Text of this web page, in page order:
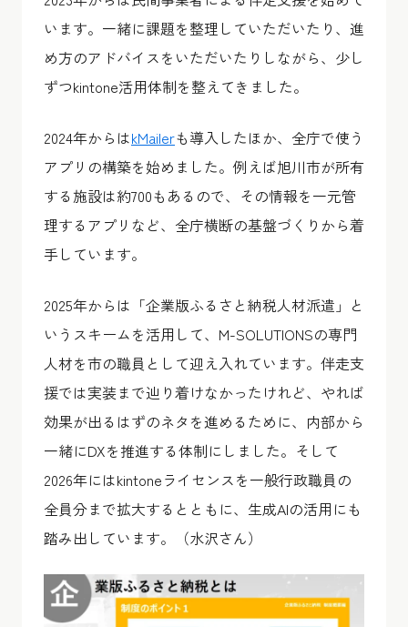
います。一緒に課題を整理していただいたり、進
め方のアドバイスをいただいたりしながら、少し
ずつkintone活用体制を整えてきました。
2024年からはkMailerも導入したほか、全庁で使う
アプリの構築を始めました。例えば旭川市が所有
する施設は約700もあるので、その情報を一元管
理するアプリなど、全庁横断の基盤づくりから着
手しています。
2025年からは「企業版ふるさと納税人材派遣」と
いうスキームを活用して、M-SOLUTIONSの専門
人材を市の職員として迎え入れています。伴走支
援では実装まで辿り着けなかったけれど、やれば
効果が出るはずのネタを進めるために、内部から
一緒にDXを推進する体制にしました。そして
2026年にはkintoneライセンスを一般行政職員の
全員分まで拡大するとともに、生成AIの活用にも
踏み出しています。（水沢さん）